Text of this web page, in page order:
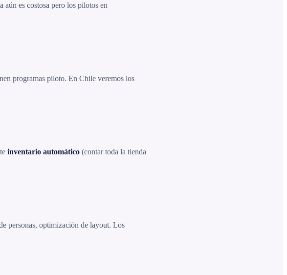
es costosa pero los pilotos en
programas piloto. En Chile veremos los
inventario automático (contar toda la tienda
personas, optimización de layout. Los